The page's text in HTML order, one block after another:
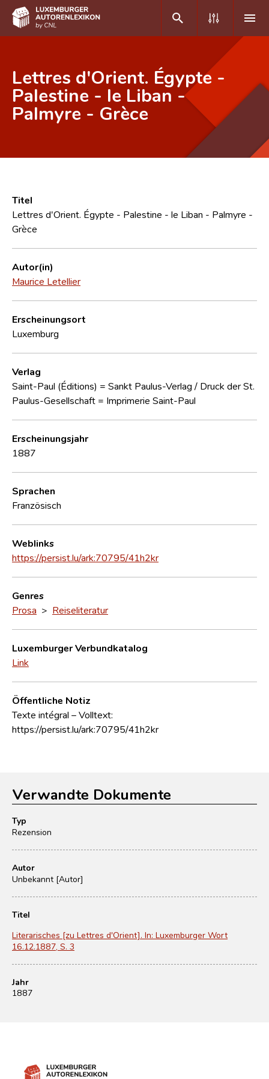
DE FR
Home
Erweiterte Suche
CNL
Forschungsgruppe
Lettres d'Orient. Égypte -
Palestine - le Liban -
Palmyre - Grèce
Titel
Lettres d'Orient. Égypte - Palestine - le Liban - Palmyre -
Grèce
Autor(in)
Maurice Letellier
Erscheinungsort
Luxemburg
Verlag
Saint-Paul (Éditions) = Sankt Paulus-Verlag / Druck der St.
Paulus-Gesellschaft = Imprimerie Saint-Paul
Erscheinungsjahr
1887
Sprachen
Französisch
Weblinks
https://persist.lu/ark:70795/41h2kr
Genres
Prosa > Reiseliteratur
Luxemburger Verbundkatalog
Link
Öffentliche Notiz
Texte intégral – Volltext:
https://persist.lu/ark:70795/41h2kr
Verwandte Dokumente
Typ
Rezension
Autor
Unbekannt [Autor]
Titel
Literarisches [zu Lettres d'Orient]. In: Luxemburger Wort
16.12.1887, S. 3
Jahr
1887